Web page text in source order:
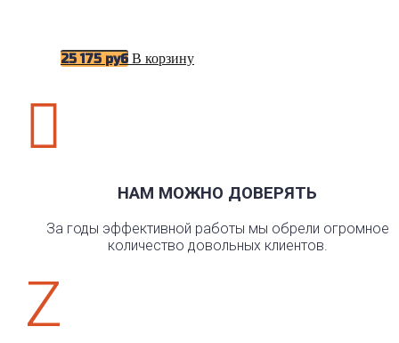
25 175 руб В корзину

НАМ МОЖНО ДОВЕРЯТЬ
За годы эффективной работы мы обрели огромное
количество довольных клиентов.
Z